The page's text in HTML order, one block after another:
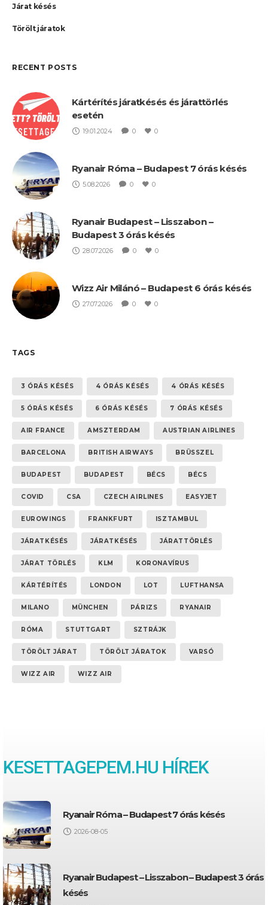
Járat késés
Törölt járatok
RECENT POSTS
Kártérítés járatkésés és járattörlés
esetén
19.01.2024 0 0
Ryanair Róma – Budapest 7 órás késés
5.08.2026 0 0
Ryanair Budapest – Lisszabon –
Budapest 3 órás késés
28.07.2026 0 0
Wizz Air Milánó – Budapest 6 órás késés
27.07.2026 0 0
TAGS
3 ÓRÁS KÉSÉS 4 ÓRÁS KÉSÉS 4 ÓRÁS KÉSÉS
5 ÓRÁS KÉSÉS 6 ÓRÁS KÉSÉS 7 ÓRÁS KÉSÉS
AIR FRANCE AMSZTERDAM AUSTRIAN AIRLINES
BARCELONA BRITISH AIRWAYS BRÜSSZEL
BUDAPEST BUDAPEST BÉCS BÉCS
COVID CSA CZECH AIRLINES EASYJET
EUROWINGS FRANKFURT ISZTAMBUL
JÁRATKÉSÉS JÁRATKÉSÉS JÁRATTÖRLÉS
JÁRAT TÖRLÉS KLM KORONAVÍRUS
KÁRTÉRÍTÉS LONDON LOT LUFTHANSA
MILANO MÜNCHEN PÁRIZS RYANAIR
RÓMA STUTTGART SZTRÁJK
TÖRÖLT JÁRAT TÖRÖLT JÁRATOK VARSÓ
WIZZ AIR WIZZ AIR
KESETTAGEPEM.HU HÍREK
Ryanair Róma – Budapest 7 órás késés
2026-08-05
Ryanair Budapest – Lisszabon – Budapest 3 órás
késés